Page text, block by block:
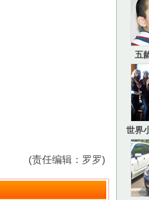
(责任编辑：罗罗)
五
世界